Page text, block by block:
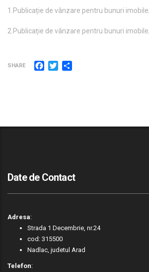
1.Publicație de vânzare pentru bunuri imobile;
2.Publicație de vânzare pentru bunuri imobile;
SHARE Facebook
Twitter
Date de Contact
Adresa:
Strada 1 Decembrie, nr.24
cod: 315500
Nadlac, judetul Arad
Telefon: